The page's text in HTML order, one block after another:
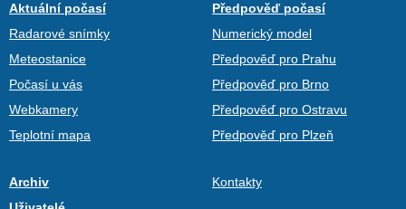
Aktuální počasí
Radarové snímky
Meteostanice
Počasí u vás
Webkamery
Teplotní mapa
Předpověď počasí
Numerický model
Předpověď pro Prahu
Předpověď pro Brno
Předpověď pro Ostravu
Předpověď pro Plzeň
Archiv
Kontakty